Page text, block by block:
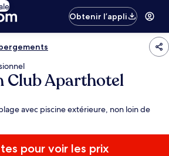
Obtenir l’appli
Club Aparthotel
avec piscine extérieure, non loin de
pour voir les prix